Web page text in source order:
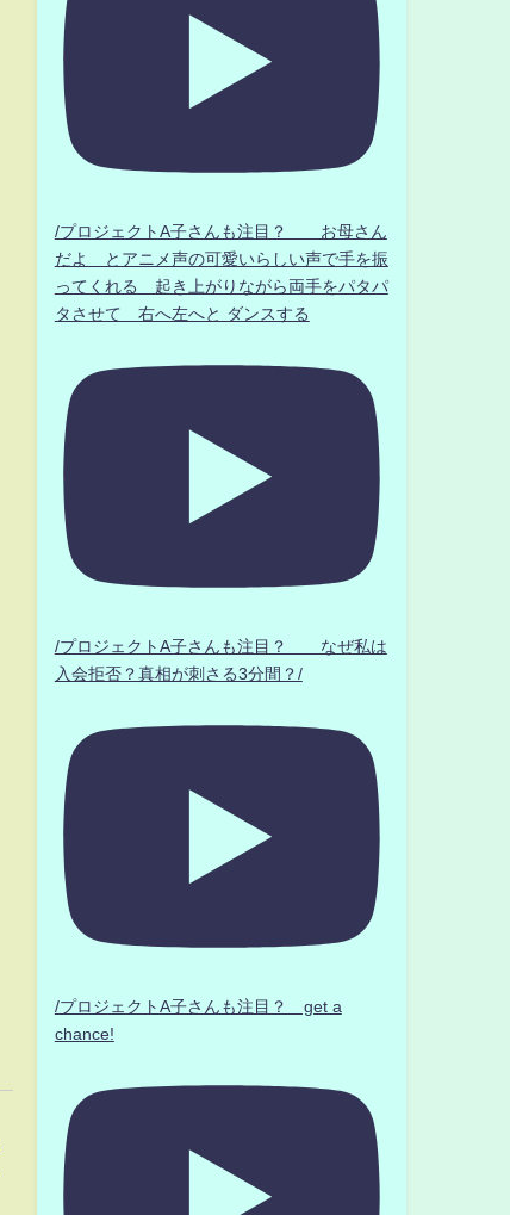
/プロジェクトA子さんも注目？ お母さん
だよ とアニメ声の可愛いらしい声で手を振
ってくれる 起き上がりながら両手をパタパ
タさせて 右へ左へと ダンスする
/プロジェクトA子さんも注目？ なぜ私は
入会拒否？真相が刺さる3分間？/
/プロジェクトA子さんも注目？ get a
chance!